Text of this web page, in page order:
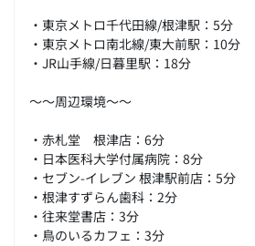
・東京メトロ千代田線/根津駅：5分
・東京メトロ南北線/東大前駅：10分
・JR山手線/日暮里駅：18分
～～周辺環境～～
・赤札堂 根津店：6分
・日本医科大学付属病院：8分
・セブン-イレブン 根津駅前店：5分
・根津すずらん歯科：2分
・往来堂書店：3分
・鳥のいるカフェ：3分